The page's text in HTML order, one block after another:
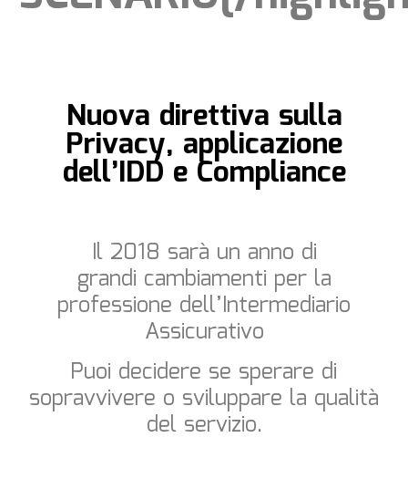
Nuova direttiva sulla
Privacy, applicazione
dell’IDD e Compliance
Il 2018 sarà un anno di
grandi cambiamenti per la
professione dell’Intermediario
Assicurativo
Puoi decidere se sperare di
sopravvivere o sviluppare la qualità
del servizio.